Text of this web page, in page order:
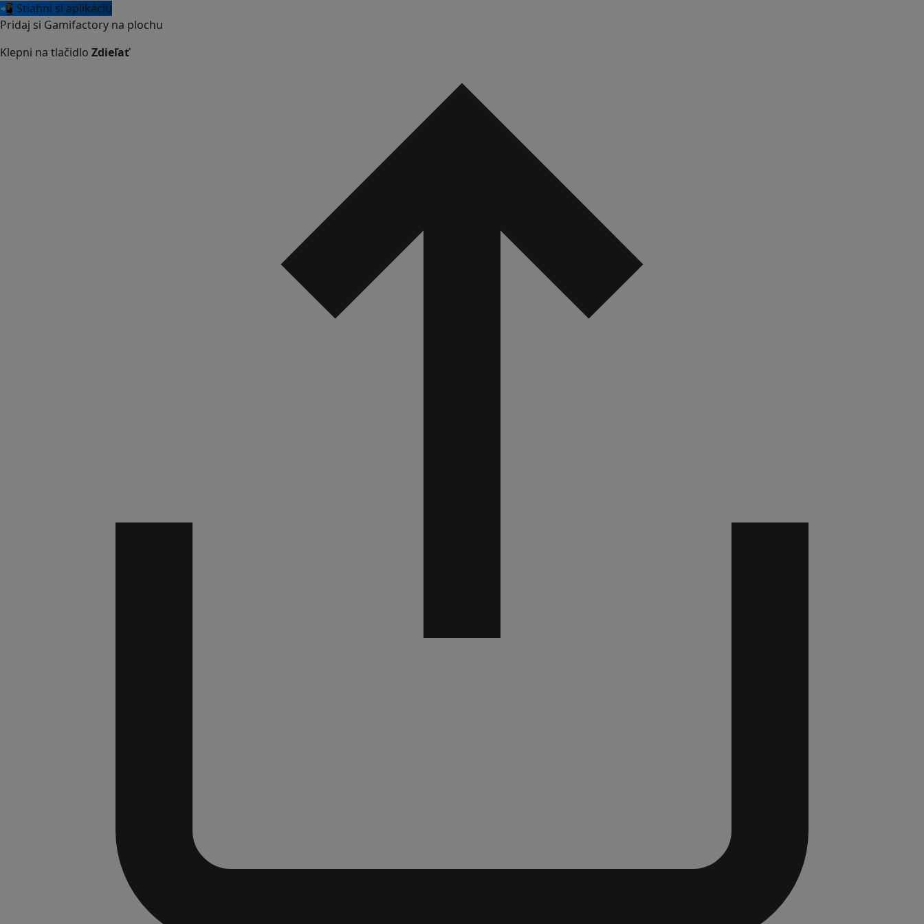
📲 Stiahni si aplikáciu
Pridaj si Gamifactory na plochu
Klepni na tlačidlo Zdieľať